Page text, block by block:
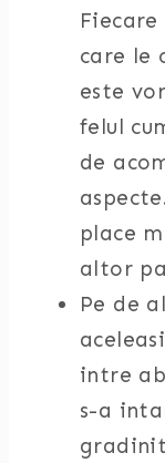
care le
este
felul
de
place
altor
Pe de
intre
s-a